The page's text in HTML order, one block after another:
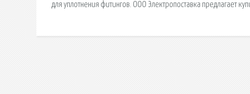
для уплотнения фитингов. ООО Электропоставка предлагает